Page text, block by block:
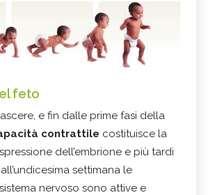
feto
e fin dalle prime fasi della
contrattile costituisce la
dell’embrione e più tardi
settimana le
nervoso sono attive e